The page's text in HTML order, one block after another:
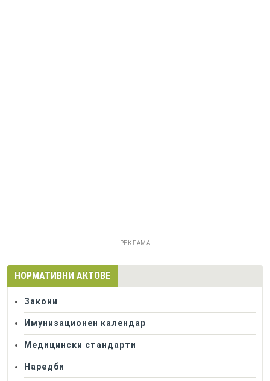
РЕКЛАМА
НОРМАТИВНИ АКТОВЕ
Закони
Имунизационен календар
Медицински стандарти
Наредби